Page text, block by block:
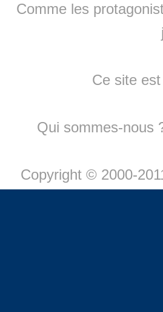
Comme les
Ce site
Qui sommes-nous
Copyright © 2000-